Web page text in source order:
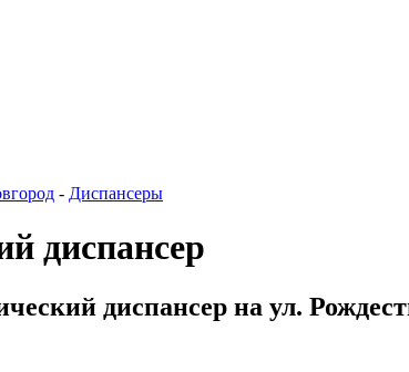
- Диспансеры
диспансер
диспансер на ул.